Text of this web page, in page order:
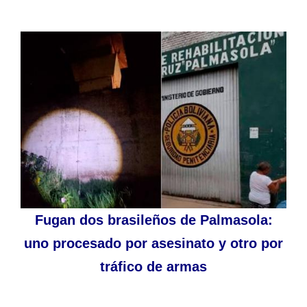
Fugan dos brasileños de Palmasola:
uno procesado por asesinato y otro por
tráfico de armas